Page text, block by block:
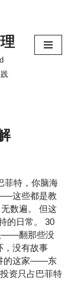
菲特，你脑海
这些都是教
数遍。 但这
的日常。 30
——翻那些没
，没有故事
的这家——东
资只占巴菲特